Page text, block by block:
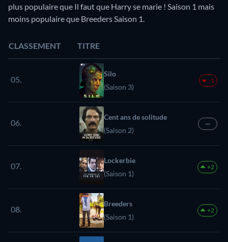
plus populaire que Il faut que Harry se marie ! Saison 1 mais
moins populaire que Breeders Saison 1.
CLASSEMENT TITRE
05.
Silo
(Saison 3)
-1
06.
Cent ans de solitude
(Saison 2)
—
07.
Lockerbie
(Saison 1)
+2
08.
Breeders
(Saison 1)
+2